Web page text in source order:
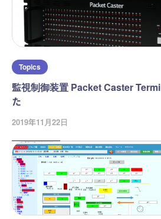
Topics
監視制御装置 Packet Caster
た
2019年11月22日